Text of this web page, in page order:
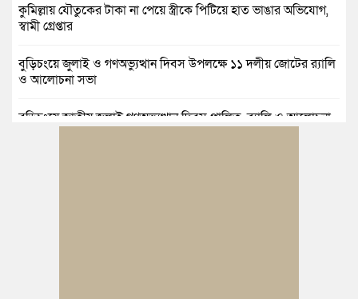
কুমিল্লায় যৌতুকের টাকা না পেয়ে স্ত্রীকে পিটিয়ে হাত ভাঙার অভিযোগ,
স্বামী গ্রেপ্তার
বুড়িচংয়ে জুলাই ও গণঅভ্যুত্থান দিবস উপলক্ষে ১১ দলীয় জোটের র‍্যালি
ও আলোচনা সভা
বুড়িচংয়ে জাতীয় জুলাই গণঅভ্যুত্থান দিবস পালিত, র‍্যালি ও আলোচনা